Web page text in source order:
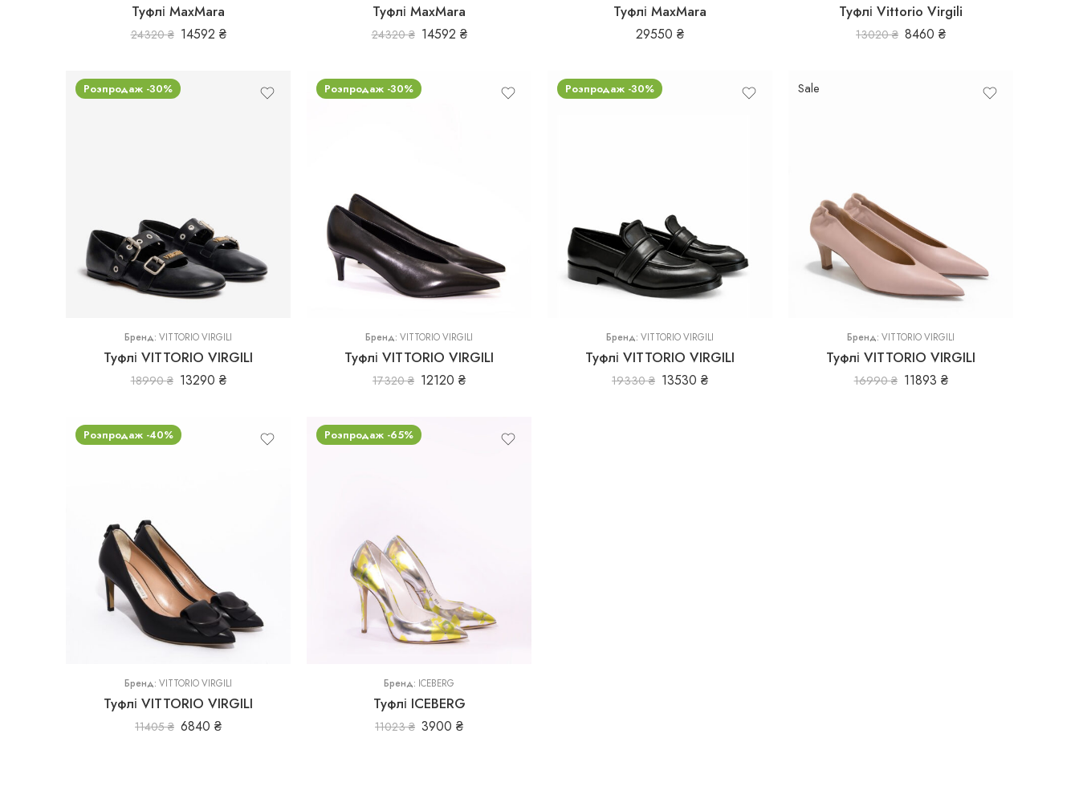
Туфлі MaxMara
24320₴ 14592 ₴
Туфлі MaxMara
24320₴ 14592 ₴
Туфлі MaxMara
29550 ₴
Туфлі Vittorio Virgili
13020₴ 8460 ₴
Розпродаж -30%
Бренд: VITTORIO VIRGILI
Туфлі VITTORIO VIRGILI
18990₴ 13290 ₴
36
Розпродаж -30%
Бренд: VITTORIO VIRGILI
Туфлі VITTORIO VIRGILI
17320₴ 12120 ₴
37,5
Розпродаж -30%
Бренд: VITTORIO VIRGILI
Туфлі VITTORIO VIRGILI
19330₴ 13530 ₴
37
37,5
Sale
Бренд: VITTORIO VIRGILI
Туфлі VITTORIO VIRGILI
16990₴ 11893 ₴
37
38.5
39
Розпродаж -40%
Бренд: VITTORIO VIRGILI
Туфлі VITTORIO VIRGILI
11405₴ 6840 ₴
Розпродаж -65%
Бренд: ICEBERG
Туфлі ICEBERG
11023₴ 3900 ₴